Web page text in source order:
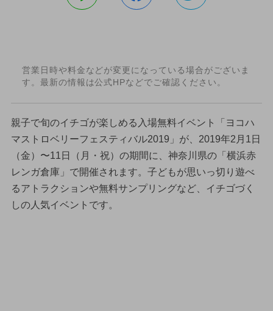
営業日時や料金などが変更になっている場合がございま
す。最新の情報は公式HPなどでご確認ください。
親子で旬のイチゴが楽しめる入場無料イベント「ヨコハ
マストロベリーフェスティバル2019」が、2019年2月1日
（金）〜11日（月・祝）の期間に、神奈川県の「横浜赤
レンガ倉庫」で開催されます。子どもが思いっ切り遊べ
るアトラクションや無料サンプリングなど、イチゴづく
しの人気イベントです。